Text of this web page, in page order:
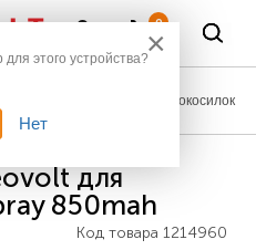
0
для пылесосов, газонокосилок
для
850mah
Код товара 1214960
×
этого устройства?
Нет